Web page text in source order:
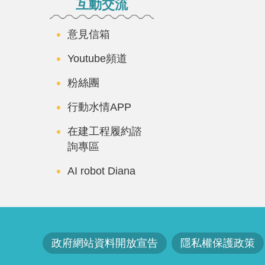
互動交流
意見信箱
Youtube頻道
粉絲團
行動水情APP
在建工程履約諮
詢專區
AI robot Diana
政府網站資料開放宣告 隱私權保護政策